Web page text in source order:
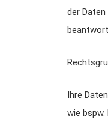
der
Ihre
wie